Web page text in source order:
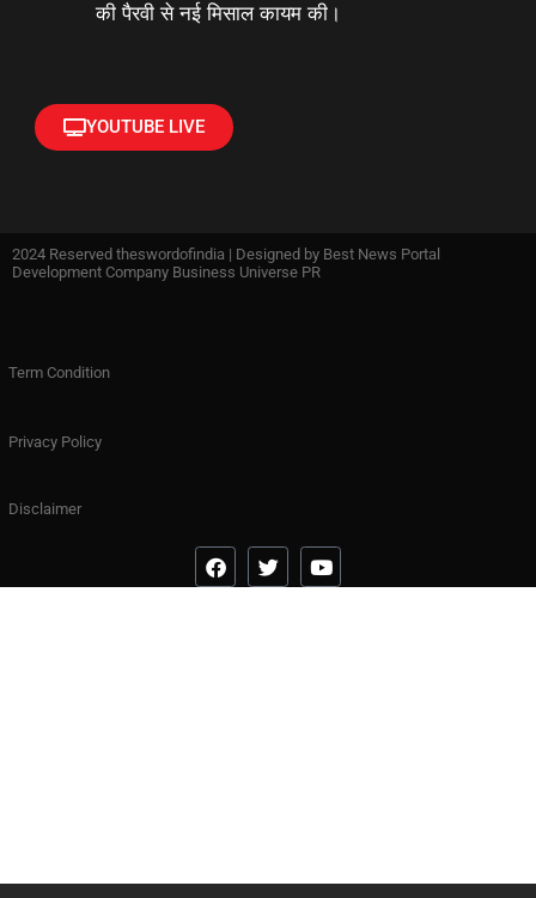
की पैरवी से नई मिसाल कायम की।
YOUTUBE LIVE
2024 Reserved theswordofindia | Designed by Best News Portal
Development Company Business Universe PR
Term Condition
Privacy Policy
Disclaimer